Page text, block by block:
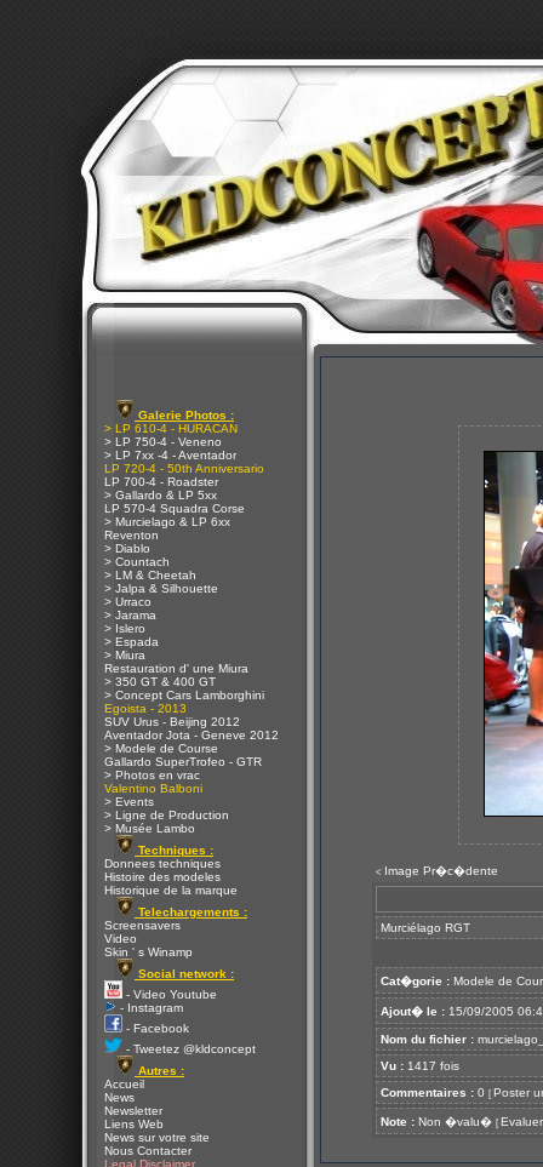
Galerie Photos :
> LP 610-4 - HURACAN
> LP 750-4 - Veneno
> LP 7xx -4 - Aventador
LP 720-4 - 50th Anniversario
LP 700-4 - Roadster
> Gallardo & LP 5xx
LP 570-4 Squadra Corse
> Murcielago & LP 6xx
Reventon
> Diablo
> Countach
> LM & Cheetah
> Jalpa & Silhouette
> Urraco
> Jarama
> Islero
> Espada
> Miura
Restauration d' une Miura
> 350 GT & 400 GT
> Concept Cars Lamborghini
Egoista - 2013
SUV Urus - Beijing 2012
Aventador Jota - Geneve 2012
> Modele de Course
Gallardo SuperTrofeo - GTR
> Photos en vrac
Valentino Balboni
> Events
> Ligne de Production
> Musée Lambo
Techniques :
Donnees techniques
Histoire des modeles
Historique de la marque
Telechargements :
Screensavers
Video
Skin ' s Winamp
Social network :
- Video Youtube
- Instagram
- Facebook
- Tweetez @kldconcept
Autres :
Accueil
News
Newsletter
Liens Web
News sur votre site
Nous Contacter
Legal Disclaimer
< Image Pr�c�dente
Murciélago RGT
Cat�gorie : Modele de
Ajout� le : 15/09/2005
Nom du fichier :
Vu : 1417 fois
Commentaires : 0 [ Poster
Note : Non �valu� [ Evaluer